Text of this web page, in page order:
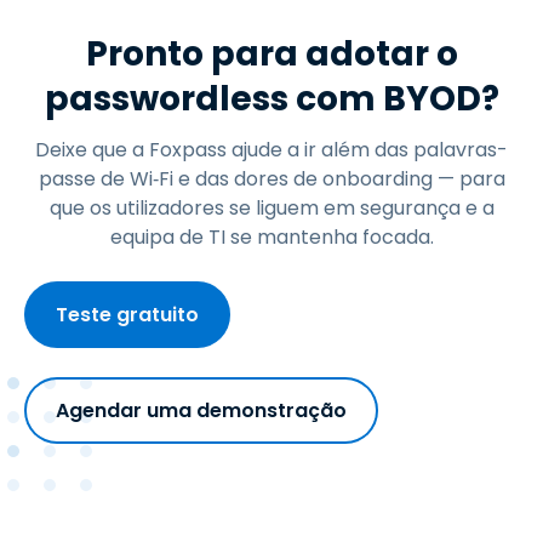
Pronto para adotar o
passwordless com BYOD?
Deixe que a Foxpass ajude a ir além das palavras-
passe de Wi‑Fi e das dores de onboarding — para
que os utilizadores se liguem em segurança e a
equipa de TI se mantenha focada.
Teste gratuito
Agendar uma demonstração